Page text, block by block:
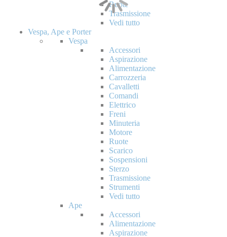
Ruote
Trasmissione
Vedi tutto
Vespa, Ape e Porter
Vespa
Accessori
Aspirazione
Alimentazione
Carrozzeria
Cavalletti
Comandi
Elettrico
Freni
Minuteria
Motore
Ruote
Scarico
Sospensioni
Sterzo
Trasmissione
Strumenti
Vedi tutto
Ape
Accessori
Alimentazione
Aspirazione